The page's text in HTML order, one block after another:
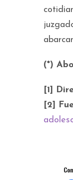
(*)
[1]
[2]